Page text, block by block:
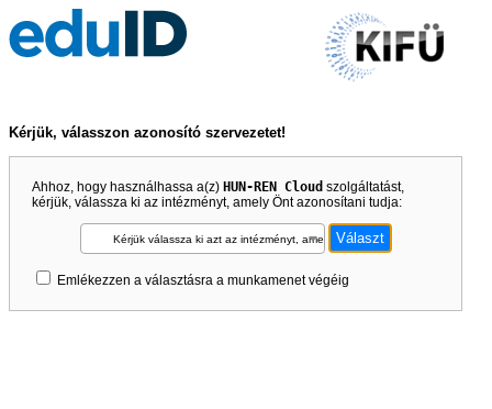
Kérjük, válasszon azonosító szervezetet!
Ahhoz, hogy használhassa a(z) HUN-REN Cloud szolgáltatást,
kérjük, válassza ki az intézményt, amely Önt azonosítani tudja:
Kérjük válassza ki azt az intézményt, amely Önt azonosítani tudja!
Emlékezzen a választásra a munkamenet végéig